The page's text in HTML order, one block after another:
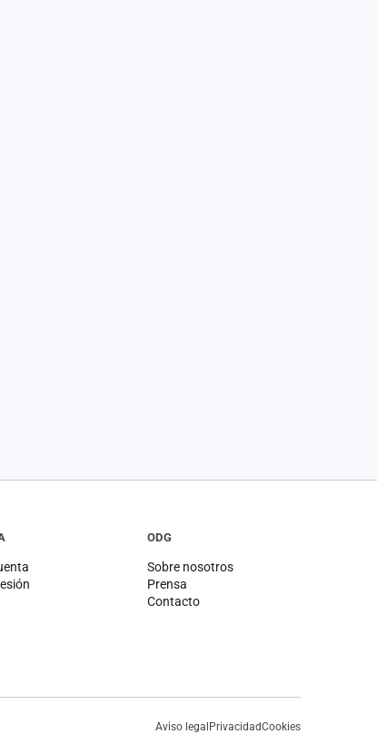
ODG
Sobre nosotros
Prensa
Contacto
Aviso legalPrivacidadCookies